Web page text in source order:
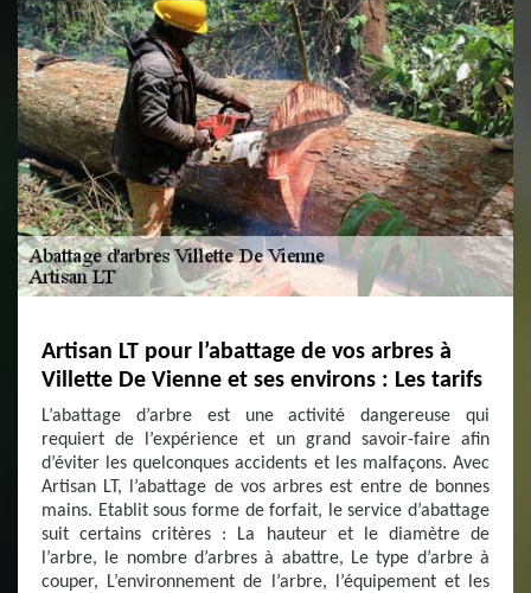
Artisan LT pour l’abattage de vos arbres à
Villette De Vienne et ses environs : Les tarifs
L’abattage d’arbre est une activité dangereuse qui
requiert de l’expérience et un grand savoir-faire afin
d’éviter les quelconques accidents et les malfaçons. Avec
Artisan LT, l’abattage de vos arbres est entre de bonnes
mains. Etablit sous forme de forfait, le service d’abattage
suit certains critères : La hauteur et le diamètre de
l’arbre, le nombre d’arbres à abattre, Le type d’arbre à
couper, L’environnement de l’arbre, l’équipement et les